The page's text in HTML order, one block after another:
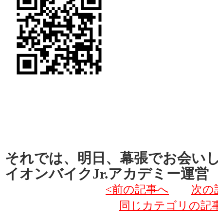
それでは、明日、幕張でお会い
イオンバイクJr.アカデミー運営
<前の記事へ
次の
同じカテゴリの記